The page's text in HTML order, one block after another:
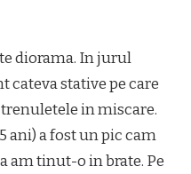
diorama. In jurul
cateva stative pe care
in miscare.
ani) a fost un pic cam
am tinut-o in brate. Pe